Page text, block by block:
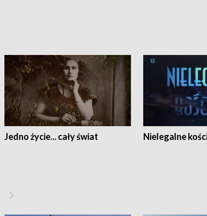
Jedno życie... cały świat Nielegalne